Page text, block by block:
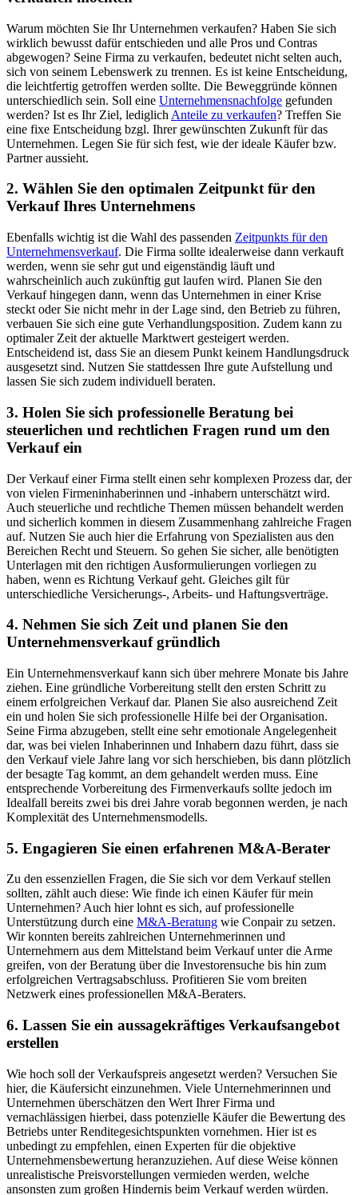
Warum möchten Sie Ihr Unternehmen verkaufen? Haben Sie sich
wirklich bewusst dafür entschieden und alle Pros und Contras
abgewogen? Seine Firma zu verkaufen, bedeutet nicht selten auch,
sich von seinem Lebenswerk zu trennen. Es ist keine Entscheidung,
die leichtfertig getroffen werden sollte. Die Beweggründe können
unterschiedlich sein. Soll eine Unternehmensnachfolge gefunden
werden? Ist es Ihr Ziel, lediglich Anteile zu verkaufen? Treffen Sie
eine fixe Entscheidung bzgl. Ihrer gewünschten Zukunft für das
Unternehmen. Legen Sie für sich fest, wie der ideale Käufer bzw.
Partner aussieht.
2. Wählen Sie den optimalen Zeitpunkt für den
Verkauf Ihres Unternehmens
Ebenfalls wichtig ist die Wahl des passenden Zeitpunkts für den
Unternehmensverkauf. Die Firma sollte idealerweise dann verkauft
werden, wenn sie sehr gut und eigenständig läuft und
wahrscheinlich auch zukünftig gut laufen wird. Planen Sie den
Verkauf hingegen dann, wenn das Unternehmen in einer Krise
steckt oder Sie nicht mehr in der Lage sind, den Betrieb zu führen,
verbauen Sie sich eine gute Verhandlungsposition. Zudem kann zu
optimaler Zeit der aktuelle Marktwert gesteigert werden.
Entscheidend ist, dass Sie an diesem Punkt keinem Handlungsdruck
ausgesetzt sind. Nutzen Sie stattdessen Ihre gute Aufstellung und
lassen Sie sich zudem individuell beraten.
3. Holen Sie sich professionelle Beratung bei
steuerlichen und rechtlichen Fragen rund um den
Verkauf ein
Der Verkauf einer Firma stellt einen sehr komplexen Prozess dar, der
von vielen Firmeninhaberinnen und -inhabern unterschätzt wird.
Auch steuerliche und rechtliche Themen müssen behandelt werden
und sicherlich kommen in diesem Zusammenhang zahlreiche Fragen
auf. Nutzen Sie auch hier die Erfahrung von Spezialisten aus den
Bereichen Recht und Steuern. So gehen Sie sicher, alle benötigten
Unterlagen mit den richtigen Ausformulierungen vorliegen zu
haben, wenn es Richtung Verkauf geht. Gleiches gilt für
unterschiedliche Versicherungs-, Arbeits- und Haftungsverträge.
4. Nehmen Sie sich Zeit und planen Sie den
Unternehmensverkauf gründlich
Ein Unternehmensverkauf kann sich über mehrere Monate bis Jahre
ziehen. Eine gründliche Vorbereitung stellt den ersten Schritt zu
einem erfolgreichen Verkauf dar. Planen Sie also ausreichend Zeit
ein und holen Sie sich professionelle Hilfe bei der Organisation.
Seine Firma abzugeben, stellt eine sehr emotionale Angelegenheit
dar, was bei vielen Inhaberinnen und Inhabern dazu führt, dass sie
den Verkauf viele Jahre lang vor sich herschieben, bis dann plötzlich
der besagte Tag kommt, an dem gehandelt werden muss. Eine
entsprechende Vorbereitung des Firmenverkaufs sollte jedoch im
Idealfall bereits zwei bis drei Jahre vorab begonnen werden, je nach
Komplexität des Unternehmensmodells.
5. Engagieren Sie einen erfahrenen M&A-Berater
Zu den essenziellen Fragen, die Sie sich vor dem Verkauf stellen
sollten, zählt auch diese: Wie finde ich einen Käufer für mein
Unternehmen? Auch hier lohnt es sich, auf professionelle
Unterstützung durch eine M&A-Beratung wie Conpair zu setzen.
Wir konnten bereits zahlreichen Unternehmerinnen und
Unternehmern aus dem Mittelstand beim Verkauf unter die Arme
greifen, von der Beratung über die Investorensuche bis hin zum
erfolgreichen Vertragsabschluss. Profitieren Sie vom breiten
Netzwerk eines professionellen M&A-Beraters.
6. Lassen Sie ein aussagekräftiges Verkaufsangebot
erstellen
Wie hoch soll der Verkaufspreis angesetzt werden? Versuchen Sie
hier, die Käufersicht einzunehmen. Viele Unternehmerinnen und
Unternehmen überschätzen den Wert Ihrer Firma und
vernachlässigen hierbei, dass potenzielle Käufer die Bewertung des
Betriebs unter Renditegesichtspunkten vornehmen. Hier ist es
unbedingt zu empfehlen, einen Experten für die objektive
Unternehmensbewertung heranzuziehen. Auf diese Weise können
unrealistische Preisvorstellungen vermieden werden, welche
ansonsten zum großen Hindernis beim Verkauf werden würden.